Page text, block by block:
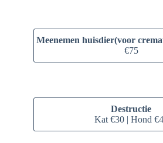
Meenemen huisdier(voor
€75
Destructie
Kat €30 | Hond